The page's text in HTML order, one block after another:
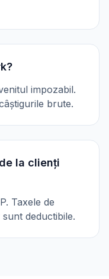
impozabil.
brute.
la clienți
Taxele de
deductibile.